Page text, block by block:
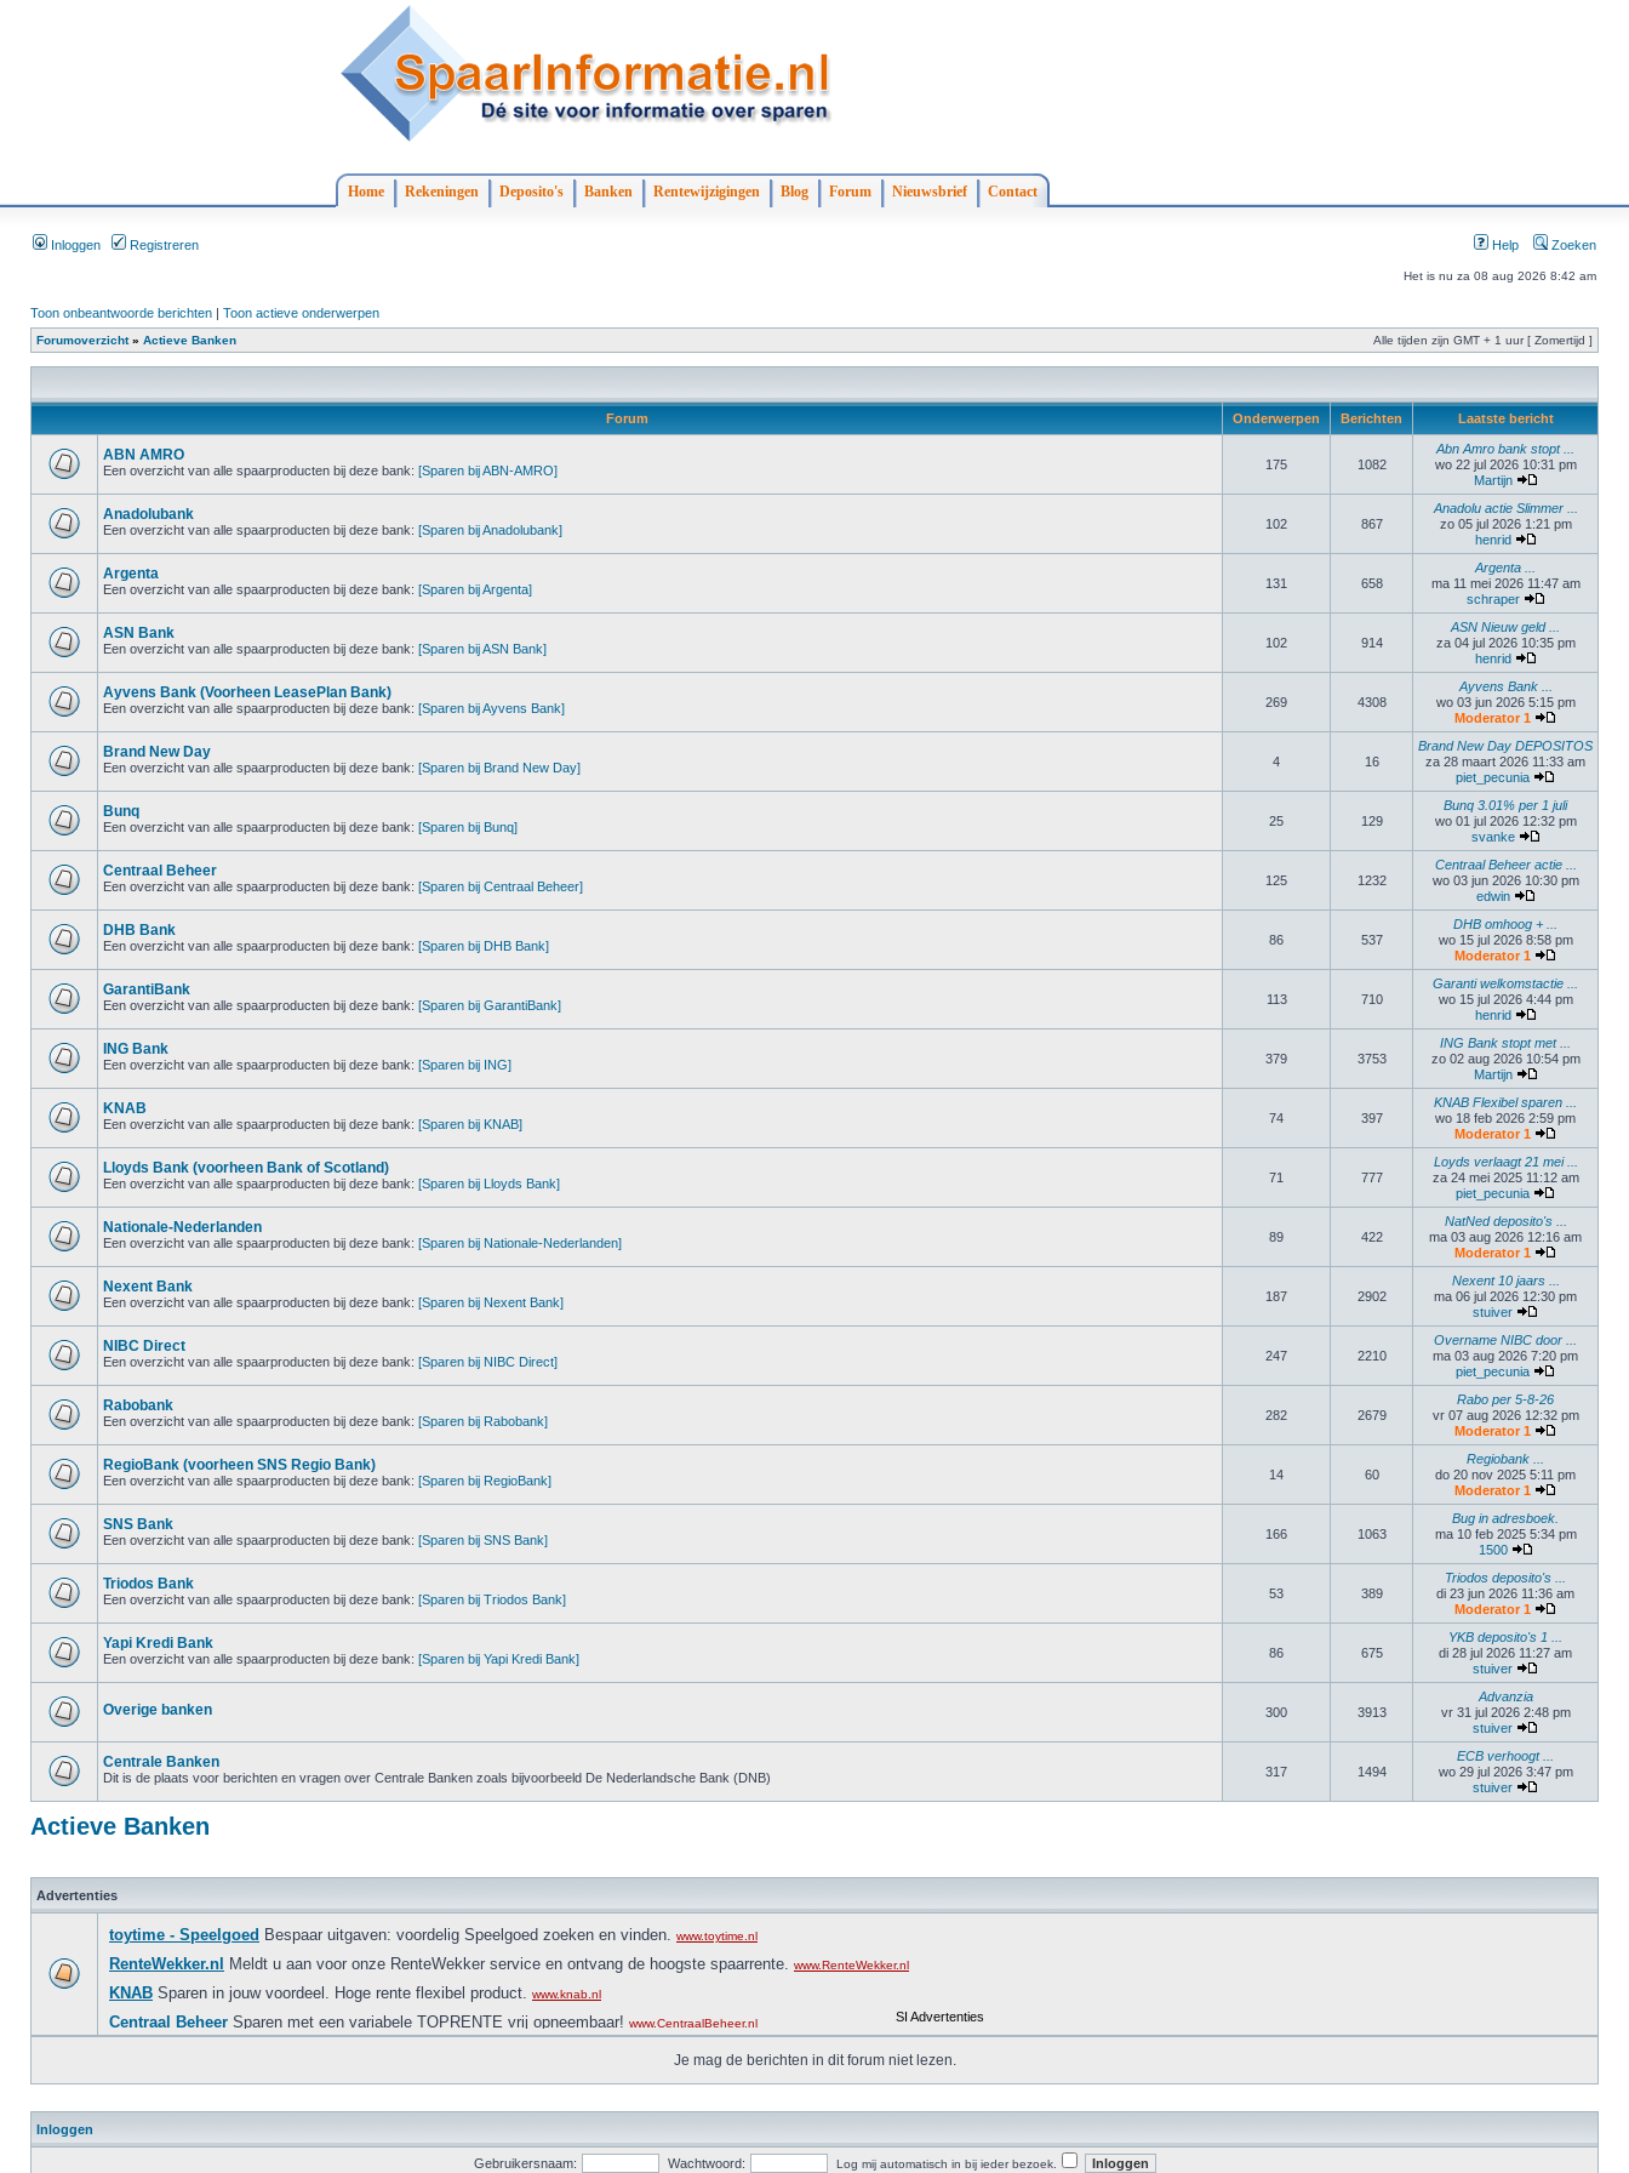
Home Rekeningen Deposito's Banken Rentewijzigingen Blog Forum Nieuwsbrief Contact
Inloggen Registreren Help Zoeken
Het is nu za 08 aug 2026 8:42 am
Toon onbeantwoorde berichten | Toon actieve onderwerpen
Forumoverzicht» Actieve Banken Alle tijden zijn GMT + 1 uur [ Zomertijd ]
Forum Onderwerpen Berichten Laatste bericht
ABN AMRO
Een overzicht van alle spaarproducten bij deze bank: [Sparen bij ABN-AMRO] 175 1082
Abn Amro bank stopt ...
wo 22 jul 2026 10:31 pm
Martijn
Anadolubank
Een overzicht van alle spaarproducten bij deze bank: [Sparen bij Anadolubank] 102 867
Anadolu actie Slimmer ...
zo 05 jul 2026 1:21 pm
henrid
Argenta
Een overzicht van alle spaarproducten bij deze bank: [Sparen bij Argenta] 131 658
Argenta ...
ma 11 mei 2026 11:47 am
schraper
ASN Bank
Een overzicht van alle spaarproducten bij deze bank: [Sparen bij ASN Bank] 102 914
ASN Nieuw geld ...
za 04 jul 2026 10:35 pm
henrid
Ayvens Bank (Voorheen LeasePlan Bank)
Een overzicht van alle spaarproducten bij deze bank: [Sparen bij Ayvens Bank] 269 4308
Ayvens Bank ...
wo 03 jun 2026 5:15 pm
Moderator 1
Brand New Day
Een overzicht van alle spaarproducten bij deze bank: [Sparen bij Brand New Day] 4 16
Brand New Day DEPOSITOS
za 28 maart 2026 11:33 am
piet_pecunia
Bunq
Een overzicht van alle spaarproducten bij deze bank: [Sparen bij Bunq] 25 129
Bunq 3.01% per 1 juli
wo 01 jul 2026 12:32 pm
svanke
Centraal Beheer
Een overzicht van alle spaarproducten bij deze bank: [Sparen bij Centraal Beheer] 125 1232
Centraal Beheer actie ...
wo 03 jun 2026 10:30 pm
edwin
DHB Bank
Een overzicht van alle spaarproducten bij deze bank: [Sparen bij DHB Bank] 86 537
DHB omhoog + ...
wo 15 jul 2026 8:58 pm
Moderator 1
GarantiBank
Een overzicht van alle spaarproducten bij deze bank: [Sparen bij GarantiBank] 113 710
Garanti welkomstactie ...
wo 15 jul 2026 4:44 pm
henrid
ING Bank
Een overzicht van alle spaarproducten bij deze bank: [Sparen bij ING] 379 3753
ING Bank stopt met ...
zo 02 aug 2026 10:54 pm
Martijn
KNAB
Een overzicht van alle spaarproducten bij deze bank: [Sparen bij KNAB] 74 397
KNAB Flexibel sparen ...
wo 18 feb 2026 2:59 pm
Moderator 1
Lloyds Bank (voorheen Bank of Scotland)
Een overzicht van alle spaarproducten bij deze bank: [Sparen bij Lloyds Bank] 71 777
Loyds verlaagt 21 mei ...
za 24 mei 2025 11:12 am
piet_pecunia
Nationale-Nederlanden
Een overzicht van alle spaarproducten bij deze bank: [Sparen bij Nationale-Nederlanden] 89 422
NatNed deposito's ...
ma 03 aug 2026 12:16 am
Moderator 1
Nexent Bank
Een overzicht van alle spaarproducten bij deze bank: [Sparen bij Nexent Bank] 187 2902
Nexent 10 jaars ...
ma 06 jul 2026 12:30 pm
stuiver
NIBC Direct
Een overzicht van alle spaarproducten bij deze bank: [Sparen bij NIBC Direct] 247 2210
Overname NIBC door ...
ma 03 aug 2026 7:20 pm
piet_pecunia
Rabobank
Een overzicht van alle spaarproducten bij deze bank: [Sparen bij Rabobank] 282 2679
Rabo per 5-8-26
vr 07 aug 2026 12:32 pm
Moderator 1
RegioBank (voorheen SNS Regio Bank)
Een overzicht van alle spaarproducten bij deze bank: [Sparen bij RegioBank] 14 60
Regiobank ...
do 20 nov 2025 5:11 pm
Moderator 1
SNS Bank
Een overzicht van alle spaarproducten bij deze bank: [Sparen bij SNS Bank] 166 1063
Bug in adresboek.
ma 10 feb 2025 5:34 pm
1500
Triodos Bank
Een overzicht van alle spaarproducten bij deze bank: [Sparen bij Triodos Bank] 53 389
Triodos deposito's ...
di 23 jun 2026 11:36 am
Moderator 1
Yapi Kredi Bank
Een overzicht van alle spaarproducten bij deze bank: [Sparen bij Yapi Kredi Bank] 86 675
YKB deposito's 1 ...
di 28 jul 2026 11:27 am
stuiver
Overige banken 300 3913
Advanzia
vr 31 jul 2026 2:48 pm
stuiver
Centrale Banken
Dit is de plaats voor berichten en vragen over Centrale Banken zoals bijvoorbeeld De Nederlandsche Bank (DNB) 317 1494
ECB verhoogt ...
wo 29 jul 2026 3:47 pm
stuiver
Actieve Banken
Advertenties
Je mag de berichten in dit forum niet lezen.
Inloggen
Gebruikersnaam: Wachtwoord: Log mij automatisch in bij ieder bezoek.